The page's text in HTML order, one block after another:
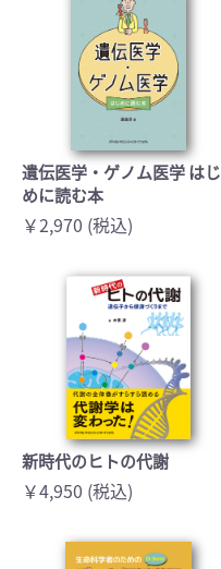
遺伝医学・ゲノム医学 はじ
めに読む本
￥2,970 (税込)
新時代のヒトの代謝
￥4,950 (税込)